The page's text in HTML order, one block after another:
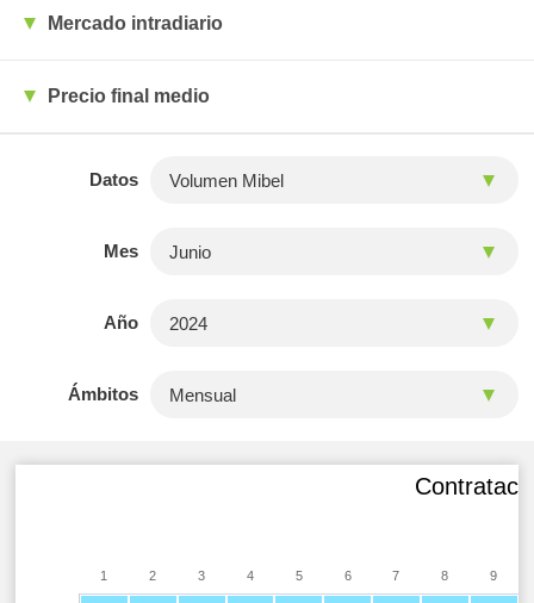
Mercado intradiario
Precio final medio
Datos
Mes
Año
Ámbitos
1 2 3 4 5 6 7 8 9